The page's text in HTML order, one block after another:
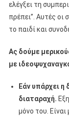
ελέγξει τη
πρέπει”. Αυτές οι
το παιδί και
Ας δούμε
με
Εάν υπάρχει η
διαταραχή.
μόνο του.